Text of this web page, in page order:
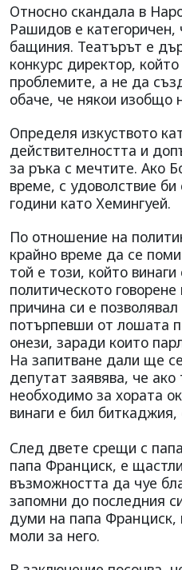
Относно скандала в
Рашидов е категоричен,
бащиния. Театърът е
конкурс директор,
проблемите, а не да
обаче, че някои изобщо
Определя изкуството
действителността и
за ръка с мечтите. Ако
време, с удоволствие
години като Хемингуей.
По отношение на
крайно време да се
той е този, който
политическото
причина си е
потърпевши от лошата
онези, заради които
На запитване дали ще
депутат заявява, че ако
необходимо за хората
винаги е бил биткаджия,
След двете срещи с
папа Франциск, е
възможността да чуе
запомни до последния
думи на папа Франциск,
моли за него.